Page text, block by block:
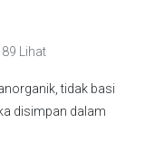
89 Lihat
tidak basi
disimpan dalam